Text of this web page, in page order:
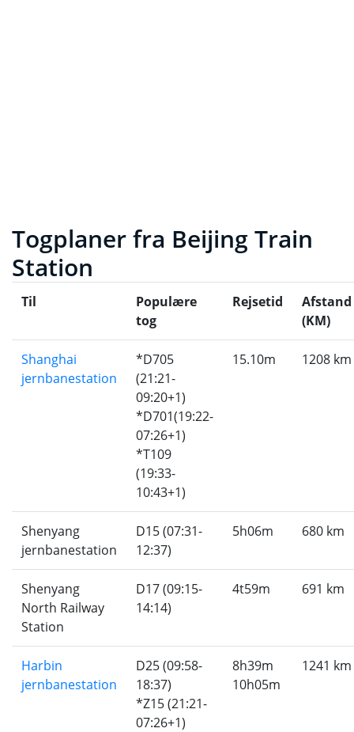
Togplaner fra Beijing Train
Station
Til
Populære
tog
Rejsetid
Afstand
(KM)
Shanghai
jernbanestation
*D705
(21:21-
09:20+1)
*D701(19:22-
07:26+1)
*T109
(19:33-
10:43+1)
15.10m 1208 km
Shenyang
jernbanestation
D15 (07:31-
12:37)
5h06m 680 km
Shenyang
North Railway
Station
D17 (09:15-
14:14)
4t59m 691 km
Harbin
jernbanestation
D25 (09:58-
18:37)
*Z15 (21:21-
07:26+1)
8h39m
10h05m
1241 km